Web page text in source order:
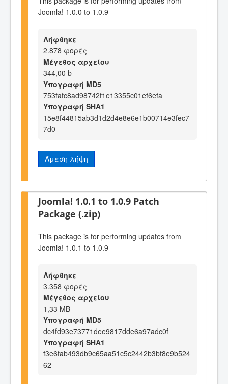
Joomla! 1.0.0 to 1.0.9
Λήφθηκε
2.878 φορές
Μέγεθος αρχείου
344,00 b
Υπογραφή MD5
753fafc8ad98742f1e13355c01ef6efa
Υπογραφή SHA1
15e8f44815ab3d1d2d4e8e6e1b00714e3fec7
7d0
Άμεση λήψη
Joomla! 1.0.1 to 1.0.9 Patch
Package (.zip)
This package is for performing updates from
Joomla! 1.0.1 to 1.0.9
Λήφθηκε
3.358 φορές
Μέγεθος αρχείου
1,33 MB
Υπογραφή MD5
dc4fd93e73771dee9817dde6a97adc0f
Υπογραφή SHA1
f3e6fab493db9c65aa51c5c2442b3bf8e9b524
62